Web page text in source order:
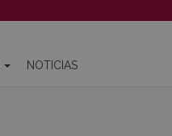
NOTICIAS